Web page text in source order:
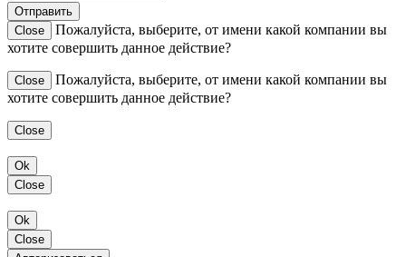
Отправить
Close
Пожалуйста, выберите, от имени какой компании вы
хотите совершить данное действие?
Close
Пожалуйста, выберите, от имени какой компании вы
хотите совершить данное действие?
Close
Ok
Close
Ok
Close